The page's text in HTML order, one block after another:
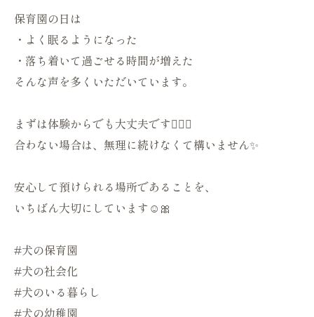
保育園の日は
・よく眠るようになった
・落ち着いて過ごせる時間が増えた
そんな声を多くいただいています。
まずは体験からでも大丈夫です🙆🏻‍♀️
合わない場合は、無理に続けなくて構いません✨
安心して預けられる場所であることを、
いちばん大切にしています☺️🎀
#犬の保育園
#犬の社会化
#犬のいる暮らし
#犬の幼稚園